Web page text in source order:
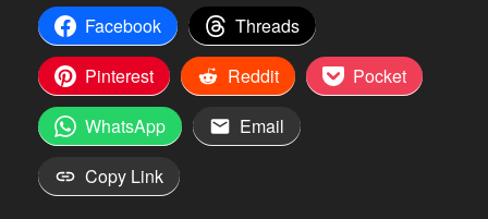
Facebook
Threads
Pinterest
Reddit
Pocket
WhatsApp
Email
Copy Link